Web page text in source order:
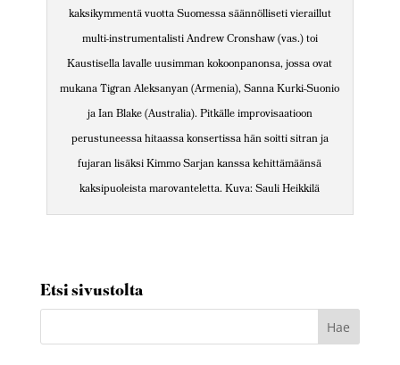
kaksikymmentä vuotta Suomessa säännölliseti vieraillut
multi-instrumentalisti Andrew Cronshaw (vas.) toi
Kaustisella lavalle uusimman kokoonpanonsa, jossa ovat
mukana Tigran Aleksanyan (Armenia), Sanna Kurki-Suonio
ja Ian Blake (Australia). Pitkälle improvisaatioon
perustuneessa hitaassa konsertissa hän soitti sitran ja
fujaran lisäksi Kimmo Sarjan kanssa kehittämäänsä
kaksipuoleista marovanteletta. Kuva: Sauli Heikkilä
Etsi sivustolta